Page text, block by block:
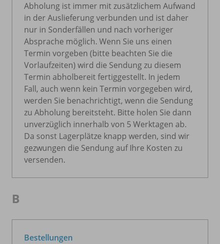
Abholung ist immer mit zusätzlichem Aufwand
in der Auslieferung verbunden und ist daher
nur in Sonderfällen und nach vorheriger
Absprache möglich. Wenn Sie uns einen
Termin vorgeben (bitte beachten Sie die
Vorlaufzeiten) wird die Sendung zu diesem
Termin abholbereit fertiggestellt. In jedem
Fall, auch wenn kein Termin vorgegeben wird,
werden Sie benachrichtigt, wenn die Sendung
zu Abholung bereitsteht. Bitte holen Sie dann
unverzüglich innerhalb von 5 Werktagen ab.
Da sonst Lagerplätze knapp werden, sind wir
gezwungen die Sendung auf Ihre Kosten zu
versenden.
B
Bestellungen